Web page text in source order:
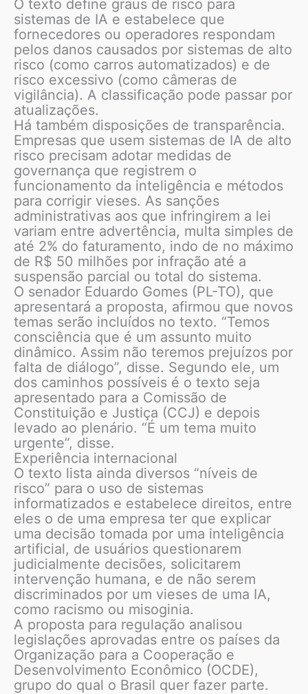
O texto define graus de risco para
sistemas de IA e estabelece que
fornecedores ou operadores respondam
pelos danos causados por sistemas de alto
risco (como carros automatizados) e de
risco excessivo (como câmeras de
vigilância). A classificação pode passar por
atualizações.
Há também disposições de transparência.
Empresas que usem sistemas de IA de alto
risco precisam adotar medidas de
governança que registrem o
funcionamento da inteligência e métodos
para corrigir vieses. As sanções
administrativas aos que infringirem a lei
variam entre advertência, multa simples de
até 2% do faturamento, indo de no máximo
de R$ 50 milhões por infração até a
suspensão parcial ou total do sistema.
O senador Eduardo Gomes (PL-TO), que
apresentará a proposta, afirmou que novos
temas serão incluídos no texto. “Temos
consciência que é um assunto muito
dinâmico. Assim não teremos prejuízos por
falta de diálogo”, disse. Segundo ele, um
dos caminhos possíveis é o texto seja
apresentado para a Comissão de
Constituição e Justiça (CCJ) e depois
levado ao plenário. “É um tema muito
urgente”, disse.
Experiência internacional
O texto lista ainda diversos “níveis de
risco” para o uso de sistemas
informatizados e estabelece direitos, entre
eles o de uma empresa ter que explicar
uma decisão tomada por uma inteligência
artificial, de usuários questionarem
judicialmente decisões, solicitarem
intervenção humana, e de não serem
discriminados por um vieses de uma IA,
como racismo ou misoginia.
A proposta para regulação analisou
legislações aprovadas entre os países da
Organização para a Cooperação e
Desenvolvimento Econômico (OCDE),
grupo do qual o Brasil quer fazer parte.